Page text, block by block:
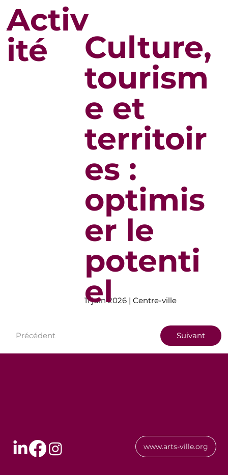
11 juin 2026 | Centre-ville
Culture,
tourism
e et
territoir
es :
optimis
er le
potenti
el
Activ
ité
Précédent Suivant
www.arts-ville.org